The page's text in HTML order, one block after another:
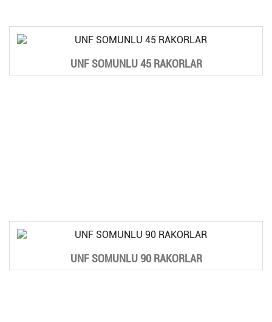
UNF SOMUNLU 45 RAKORLAR
UNF SOMUNLU 90 RAKORLAR